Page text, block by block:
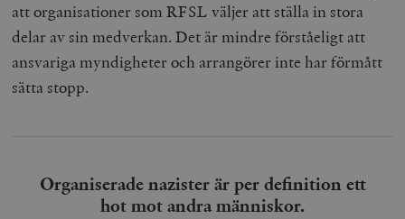
att organisationer som RFSL väljer att ställa in stora
delar av sin medverkan. Det är mindre förståeligt att
ansvariga myndigheter och arrangörer inte har förmått
sätta stopp.
Organiserade nazister är per definition ett
hot mot andra människor.